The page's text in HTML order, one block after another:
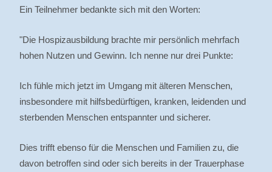
Ein Teilnehmer bedankte sich mit den Worten:
"Die Hospizausbildung brachte mir persönlich mehrfach
hohen Nutzen und Gewinn. Ich nenne nur drei Punkte:
Ich fühle mich jetzt im Umgang mit älteren Menschen,
insbesondere mit hilfsbedürftigen, kranken, leidenden und
sterbenden Menschen entspannter und sicherer.
Dies trifft ebenso für die Menschen und Familien zu, die
davon betroffen sind oder sich bereits in der Trauerphase